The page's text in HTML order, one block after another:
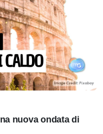
nuova ondata di